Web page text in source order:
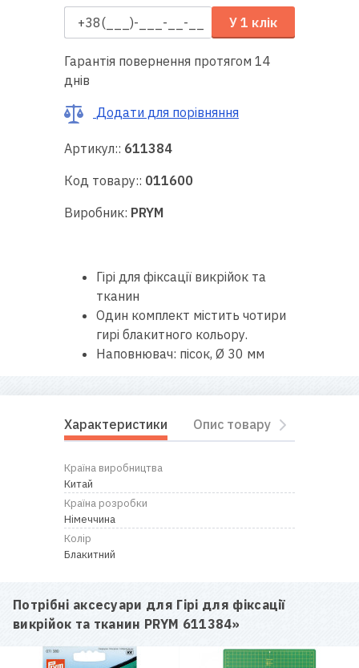
поради
Про
нас
У 1 клік
Гарантія повернення протягом 14
днів
Додати для порівняння
Артикул:: 611384
Код товару:: 011600
Виробник: PRYM
Гірі для фіксації викрійок та
тканин
Один комплект містить чотири
гирі блакитного кольору.
Наповнювач: пісок, Ø 30 мм
Характеристики Опис товару
Країна виробництва
Китай
Країна розробки
Німеччина
Колір
Блакитний
Потрібні аксесуари для Гірі для фіксації
викрійок та тканин PRYM 611384»